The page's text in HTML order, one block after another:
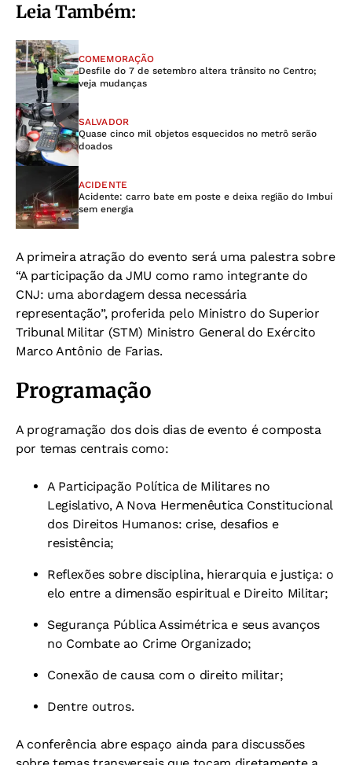
Leia Também:
COMEMORAÇÃO
Desfile do 7 de setembro altera trânsito no Centro;
veja mudanças
SALVADOR
Quase cinco mil objetos esquecidos no metrô serão
doados
ACIDENTE
Acidente: carro bate em poste e deixa região do Imbuí
sem energia
A primeira atração do evento será uma palestra sobre
“A participação da JMU como ramo integrante do
CNJ: uma abordagem dessa necessária
representação”, proferida pelo Ministro do Superior
Tribunal Militar (STM) Ministro General do Exército
Marco Antônio de Farias.
Programação
A programação dos dois dias de evento é composta
por temas centrais como:
A Participação Política de Militares no
Legislativo, A Nova Hermenêutica Constitucional
dos Direitos Humanos: crise, desafios e
resistência;
Reflexões sobre disciplina, hierarquia e justiça: o
elo entre a dimensão espiritual e Direito Militar;
Segurança Pública Assimétrica e seus avanços
no Combate ao Crime Organizado;
Conexão de causa com o direito militar;
Dentre outros.
A conferência abre espaço ainda para discussões